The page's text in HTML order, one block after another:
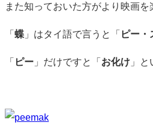
また知っておいた方がより映画を
「 蝶 」はタイ語で言うと「 ピー・
「 ピー 」だけですと「 お化け 」